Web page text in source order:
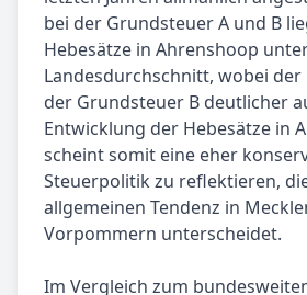
bei der Grundsteuer A und B
Hebesätze in Ahrenshoop
Landesdurchschnitt, wobei
der Grundsteuer B deutlicher
Entwicklung der Hebesätze in
scheint somit eine eher
Steuerpolitik zu reflektieren,
allgemeinen Tendenz in
Vorpommern unterscheidet.
Im Vergleich zum